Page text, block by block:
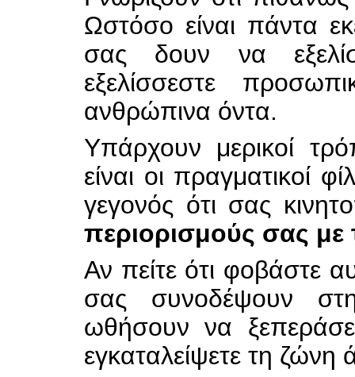
Ωστόσο είναι πάντα
σας δουν να
εξελίσσεστε
ανθρώπινα όντα.
Υπάρχουν μερικοί
είναι οι πραγματικοί
γεγονός ότι σας
περιορισμούς σας με
Αν πείτε ότι φοβάστε
σας συνοδέψουν
ωθήσουν να
εγκαταλείψετε τη ζώνη